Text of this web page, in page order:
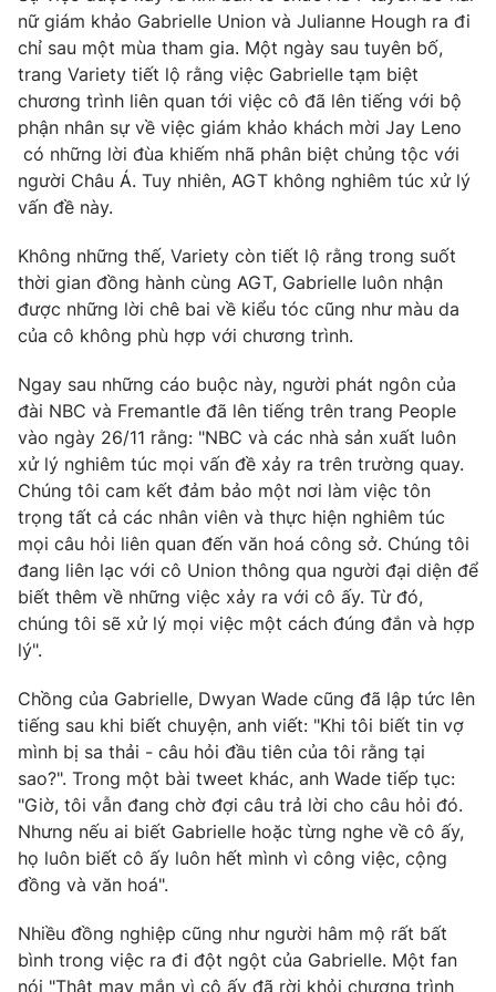
THỜI BÁO VTV
Theo dõi báo trên
Cơ quan chủ quản:Đài Truyền hình Việt Nam
Cơ quan báo chí: Thời báo VTV
Giấy phép hoạt động báo in và báo điện tử số 483/GP-BTTTT
Tổng Biên tập:Vũ Thanh Thủy
Phó Tổng Biên tập: Nguyễn Thị Mỹ Hạnh, Phạm Quốc Thắng,
Nguyễn Trọng Ninh
Tổng đài VTV:024.38 355 931 - 024.38 355 932
Ðiện thoại Thời báo VTV:
024.66 897 897
Email:toasoan@vtv.vn
Liên hệ quảng cáo: 024-7300.7108
® Cấm sao chép dưới mọi hình thức nếu không có sự chấp
thông tin từ website này.
nữ giám khảo Gabrielle Union và Julianne Hough ra đi
chỉ sau một mùa tham gia. Một ngày sau tuyên bố,
trang Variety tiết lộ rằng việc Gabrielle tạm biệt
chương trình liên quan tới việc cô đã lên tiếng với bộ
phận nhân sự về việc giám khảo khách mời Jay Leno
có những lời đùa khiếm nhã phân biệt chủng tộc với
người Châu Á. Tuy nhiên, AGT không nghiêm túc xử lý
vấn đề này.
Không những thế, Variety còn tiết lộ rằng trong suốt
thời gian đồng hành cùng AGT, Gabrielle luôn nhận
được những lời chê bai về kiểu tóc cũng như màu da
của cô không phù hợp với chương trình.
Ngay sau những cáo buộc này, người phát ngôn của
đài NBC và Fremantle đã lên tiếng trên trang People
vào ngày 26/11 rằng: "NBC và các nhà sản xuất luôn
xử lý nghiêm túc mọi vấn đề xảy ra trên trường quay.
Chúng tôi cam kết đảm bảo một nơi làm việc tôn
trọng tất cả các nhân viên và thực hiện nghiêm túc
mọi câu hỏi liên quan đến văn hoá công sở. Chúng tôi
đang liên lạc với cô Union thông qua người đại diện để
biết thêm về những việc xảy ra với cô ấy. Từ đó,
chúng tôi sẽ xử lý mọi việc một cách đúng đắn và hợp
lý".
Chồng của Gabrielle, Dwyan Wade cũng đã lập tức lên
tiếng sau khi biết chuyện, anh viết: "Khi tôi biết tin vợ
mình bị sa thải - câu hỏi đầu tiên của tôi rằng tại
sao?". Trong một bài tweet khác, anh Wade tiếp tục:
"Giờ, tôi vẫn đang chờ đợi câu trả lời cho câu hỏi đó.
Nhưng nếu ai biết Gabrielle hoặc từng nghe về cô ấy,
họ luôn biết cô ấy luôn hết mình vì công việc, cộng
đồng và văn hoá".
Nhiều đồng nghiệp cũng như người hâm mộ rất bất
bình trong việc ra đi đột ngột của Gabrielle. Một fan
nói "Thật may mắn vì cô ấy đã rời khỏi chương trình